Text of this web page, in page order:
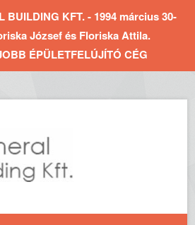
BUILDING KFT. - 1994 március 30-
József és Floriska Attila.
ÉPÜLETFELÚJÍTÓ CÉG